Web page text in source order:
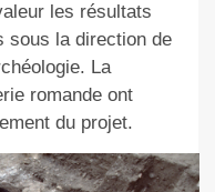
les résultats
sous la direction de
La
romande ont
du projet.